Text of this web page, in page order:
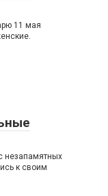
11 мая
незапамятных
к своим